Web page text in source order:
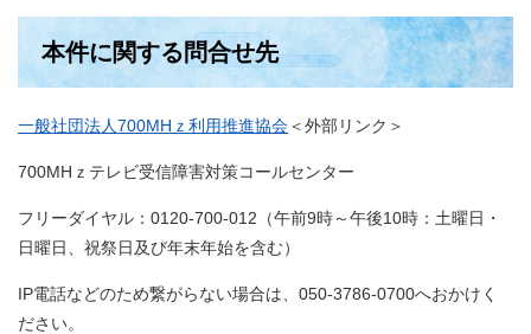
本件に関する問合せ先
一般社団法人700MHｚ利用推進協会＜外部リンク＞
700MHｚテレビ受信障害対策コールセンター
フリーダイヤル：0120-700-012（午前9時～午後10時：土曜日・
日曜日、祝祭日及び年末年始を含む）
IP電話などのため繋がらない場合は、050-3786-0700へおかけく
ださい。